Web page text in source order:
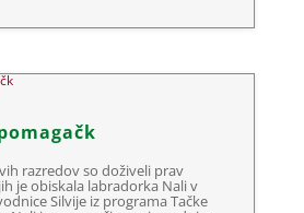
razredov so doživeli prav
je obiskala labradorka Nali v
Silvije iz programa Tačke